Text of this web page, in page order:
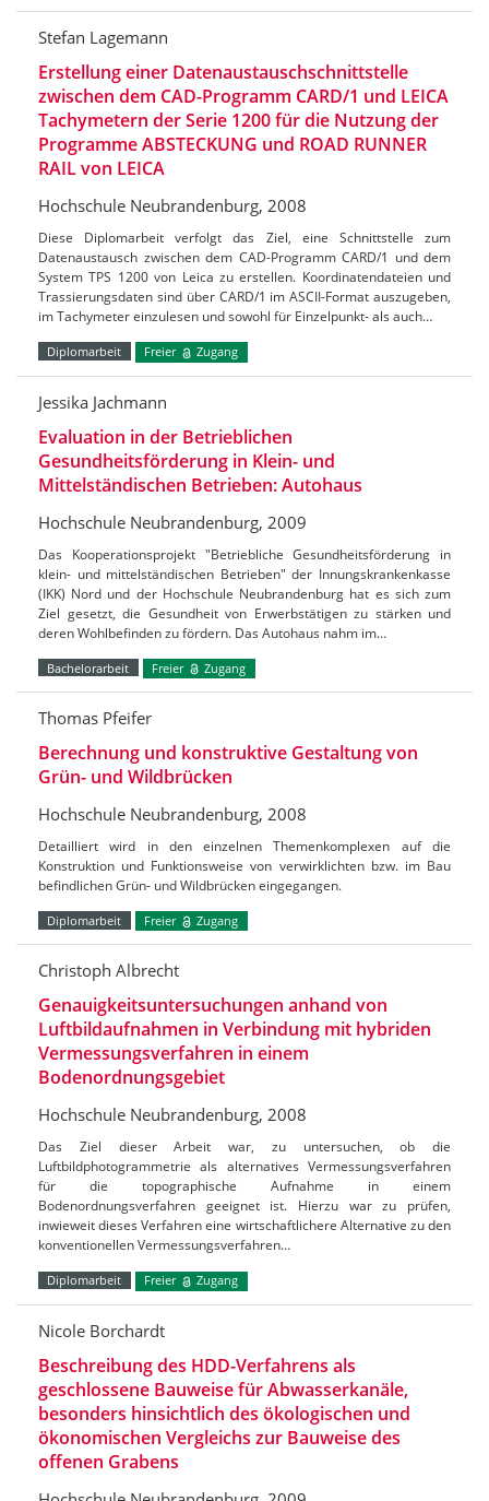
Stefan Lagemann
Erstellung einer Datenaustauschschnittstelle
zwischen dem CAD-Programm CARD/1 und LEICA
Tachymetern der Serie 1200 für die Nutzung der
Programme ABSTECKUNG und ROAD RUNNER
RAIL von LEICA
Hochschule Neubrandenburg, 2008
Diese Diplomarbeit verfolgt das Ziel, eine Schnittstelle zum
Datenaustausch zwischen dem CAD-Programm CARD/1 und dem
System TPS 1200 von Leica zu erstellen. Koordinatendateien und
Trassierungsdaten sind über CARD/1 im ASCII-Format auszugeben,
im Tachymeter einzulesen und sowohl für Einzelpunkt- als auch…
Diplomarbeit Freier Zugang
Jessika Jachmann
Evaluation in der Betrieblichen
Gesundheitsförderung in Klein- und
Mittelständischen Betrieben: Autohaus
Hochschule Neubrandenburg, 2009
Das Kooperationsprojekt "Betriebliche Gesundheitsförderung in
klein- und mittelständischen Betrieben" der Innungskrankenkasse
(IKK) Nord und der Hochschule Neubrandenburg hat es sich zum
Ziel gesetzt, die Gesundheit von Erwerbstätigen zu stärken und
deren Wohlbefinden zu fördern. Das Autohaus nahm im…
Bachelorarbeit Freier Zugang
Thomas Pfeifer
Berechnung und konstruktive Gestaltung von
Grün- und Wildbrücken
Hochschule Neubrandenburg, 2008
Detailliert wird in den einzelnen Themenkomplexen auf die
Konstruktion und Funktionsweise von verwirklichten bzw. im Bau
befindlichen Grün- und Wildbrücken eingegangen.
Diplomarbeit Freier Zugang
Christoph Albrecht
Genauigkeitsuntersuchungen anhand von
Luftbildaufnahmen in Verbindung mit hybriden
Vermessungsverfahren in einem
Bodenordnungsgebiet
Hochschule Neubrandenburg, 2008
Das Ziel dieser Arbeit war, zu untersuchen, ob die
Luftbildphotogrammetrie als alternatives Vermessungsverfahren
für die topographische Aufnahme in einem
Bodenordnungsverfahren geeignet ist. Hierzu war zu prüfen,
inwieweit dieses Verfahren eine wirtschaftlichere Alternative zu den
konventionellen Vermessungsverfahren…
Diplomarbeit Freier Zugang
Nicole Borchardt
Beschreibung des HDD-Verfahrens als
geschlossene Bauweise für Abwasserkanäle,
besonders hinsichtlich des ökologischen und
ökonomischen Vergleichs zur Bauweise des
offenen Grabens